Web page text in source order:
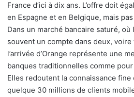
France d’ici à dix ans. L’offre doit
en Espagne et en Belgique, mais
Dans un marché bancaire saturé,
souvent un compte dans deux,
l’arrivée d’Orange représente une
banques traditionnelles comme
Elles redoutent la connaissance fine
quelque 30 millions de clients